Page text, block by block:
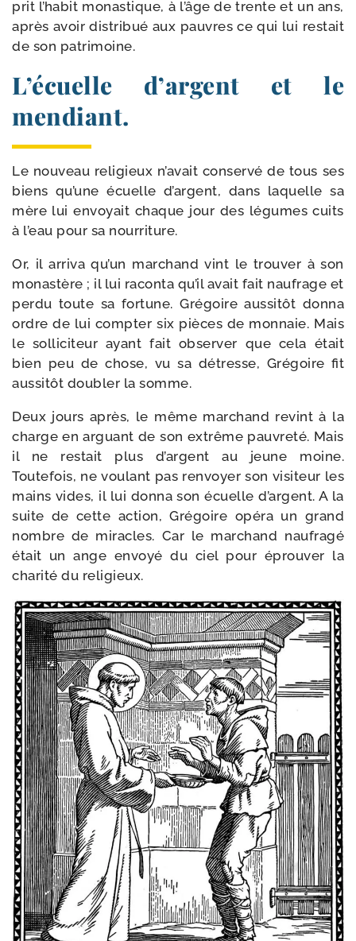
prit l’habit monas­tique, à l’âge de trente et un ans,
après avoir dis­tri­bué aux pauvres ce qui lui res­tait
de son patrimoine.
L’écuelle d’argent et le
mendiant.
Le nou­veau reli­gieux n’avait conser­vé de tous ses
biens qu’une écuelle d’argent, dans laquelle sa
mère lui envoyait chaque jour des légumes cuits
à l’eau pour sa nourriture.
Or, il arri­va qu’un mar­chand vint le trou­ver à son
monas­tère ; il lui racon­ta qu’il avait fait nau­frage et
per­du toute sa for­tune. Grégoire aus­si­tôt don­na
ordre de lui comp­ter six pièces de mon­naie. Mais
le sol­li­ci­teur ayant fait obser­ver que cela était
bien peu de chose, vu sa détresse, Grégoire fit
aus­si­tôt dou­bler la somme.
Deux jours après, le même mar­chand revint à la
charge en arguant de son extrême pau­vre­té. Mais
il ne res­tait plus d’argent au jeune moine.
Toutefois, ne vou­lant pas ren­voyer son visi­teur les
mains vides, il lui don­na son écuelle d’argent. A la
suite de cette action, Grégoire opé­ra un grand
nombre de miracles. Car le mar­chand nau­fra­gé
était un ange envoyé du ciel pour éprou­ver la
cha­ri­té du religieux.